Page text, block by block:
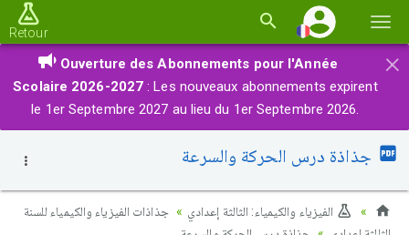
la
Retour
×
Ouverture des Abonnements pour l'Année
Scolaire 2026-2027 : Les nouveaux abonnements expirent
le 1er Septembre 2027 au lieu du 1er Septembre 2026.
جذاذة درس الحركة والسرعة
الفيزياء والكيمياء: الثالثة إعدادي
جذاذات الفيزياء والكيمياء للسنة